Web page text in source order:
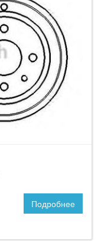
Подробнее